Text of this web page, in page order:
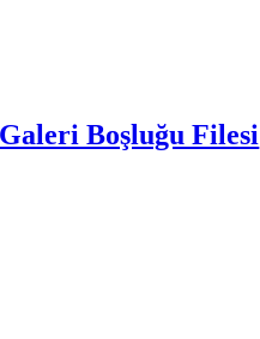
Galeri Boşluğu Filesi